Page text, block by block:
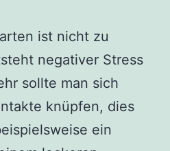
ist nicht zu
negativer Stress
sollte man sich
knüpfen, dies
ein